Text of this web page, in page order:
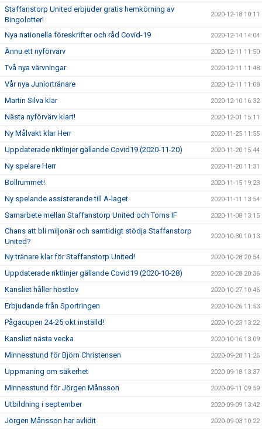
Staffanstorp United erbjuder gratis hemkörning av
Bingolotter!
2020-12-18 10:11
Nya nationella föreskrifter och råd Covid-19 2020-12-14 14:04
Ännu ett nyförvärv 2020-12-11 11:50
Två nya värvningar 2020-12-11 11:48
Vår nya Juniortränare 2020-12-11 11:08
Martin Silva klar 2020-12-10 16:32
Nästa nyförvärv klart! 2020-12-01 15:11
Ny Målvakt klar Herr 2020-11-25 11:55
Uppdaterade riktlinjer gällande Covid19 (2020-11-20) 2020-11-20 15:44
Ny spelare Herr 2020-11-20 11:31
Bollrummet! 2020-11-15 19:23
Ny spelande assisterande till A-laget 2020-11-11 13:54
Samarbete mellan Staffanstorp United och Torns IF 2020-11-08 13:15
Chans att bli miljonär och samtidigt stödja Staffanstorp
United?
2020-10-30 10:13
Ny tränare klar för Staffanstorp United! 2020-10-28 20:54
Uppdaterade riktlinjer gällande Covid19 (2020-10-28) 2020-10-28 20:36
Kansliet håller höstlov 2020-10-27 10:46
Erbjudande från Sportringen 2020-10-26 11:53
Pågacupen 24-25 okt inställd! 2020-10-23 13:22
Kansliet nästa vecka 2020-10-16 13:09
Minnesstund för Björn Christensen 2020-09-28 11:26
Uppmaning om säkerhet 2020-09-18 13:37
Minnesstund för Jörgen Månsson 2020-09-11 09:59
Utbildning i september 2020-09-09 13:42
Jörgen Månsson har avlidit 2020-09-03 10:22